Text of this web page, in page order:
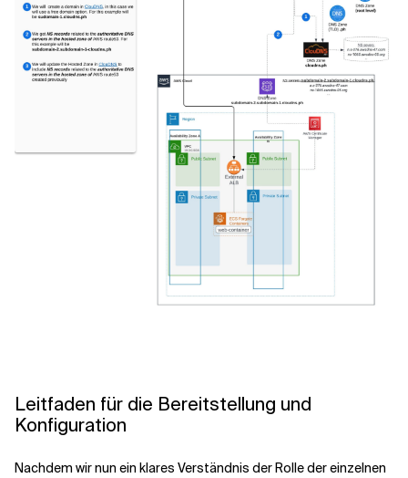
Leitfaden für die Bereitstellung und
Konfiguration
Nachdem wir nun ein klares Verständnis der Rolle der einzelnen